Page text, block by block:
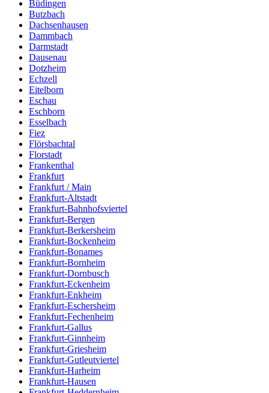
Büdingen
Butzbach
Dachsenhausen
Dammbach
Darmstadt
Dausenau
Dotzheim
Echzell
Eitelborn
Eschau
Eschborn
Esselbach
Fiez
Flörsbachtal
Florstadt
Frankenthal
Frankfurt
Frankfurt / Main
Frankfurt-Altstadt
Frankfurt-Bahnhofsviertel
Frankfurt-Bergen
Frankfurt-Berkersheim
Frankfurt-Bockenheim
Frankfurt-Bonames
Frankfurt-Bornheim
Frankfurt-Dornbusch
Frankfurt-Eckenheim
Frankfurt-Enkheim
Frankfurt-Eschersheim
Frankfurt-Fechenheim
Frankfurt-Gallus
Frankfurt-Ginnheim
Frankfurt-Griesheim
Frankfurt-Gutleutviertel
Frankfurt-Harheim
Frankfurt-Hausen